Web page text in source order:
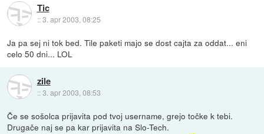
Tic
::3. apr 2003, 08:25
Ja pa sej ni tok bed. Tile paketi majo se dost cajta za oddat... eni
celo 50 dni... LOL
zile
::3. apr 2003, 08:53
Če se sošolca prijavita pod tvoj username, grejo točke k tebi.
Drugače naj se pa kar prijavita na Slo-Tech.